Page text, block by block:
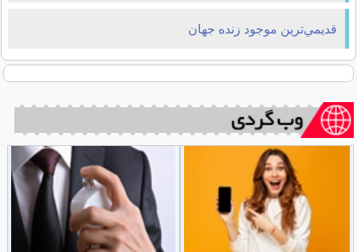
قديمي‌ترين موجود زنده جهان